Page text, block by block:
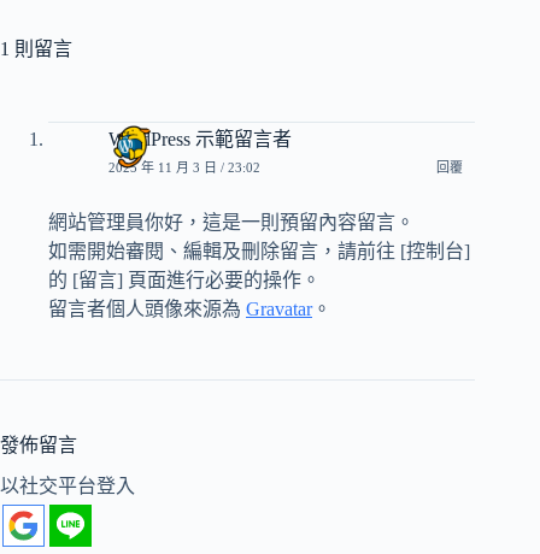
1 則留言
WordPress 示範留言者
2025 年 11 月 3 日 / 23:02 回覆
網站管理員你好，這是一則預留內容留言。
如需開始審閱、編輯及刪除留言，請前往 [控制台]
的 [留言] 頁面進行必要的操作。
留言者個人頭像來源為 Gravatar。
發佈留言
以社交平台登入